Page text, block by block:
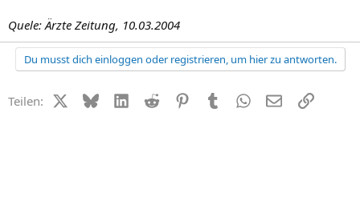
Quele: Ärzte Zeitung, 10.03.2004
Du musst dich einloggen oder registrieren, um hier zu antworten.
Teilen: X (Twitter)
BlueskyLinkedIn
Reddit PinterestTumblr WhatsApp
E-MailLink